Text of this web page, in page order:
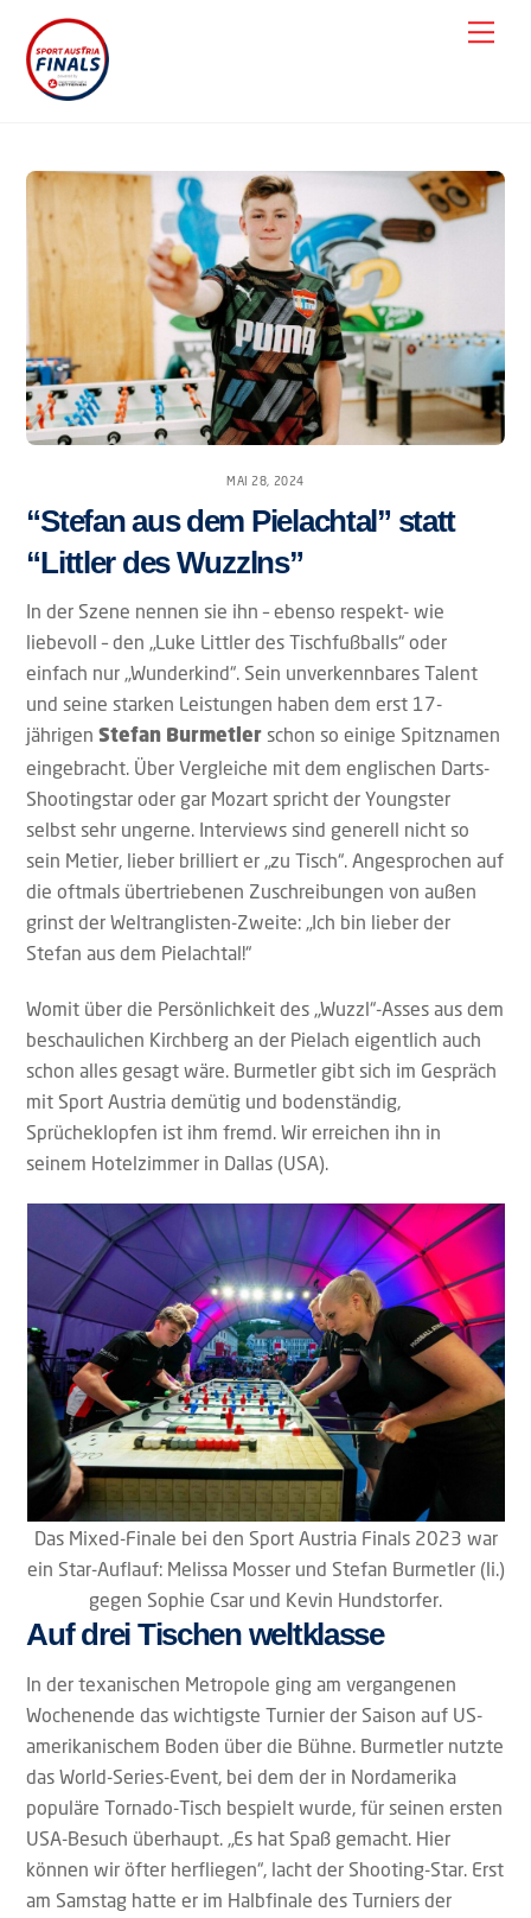
content
MAI 28, 2024
“Stefan aus dem Pielachtal” statt
“Littler des Wuzzlns”
In der Szene nennen sie ihn – ebenso respekt- wie
liebevoll – den „Luke Littler des Tischfußballs“ oder
einfach nur „Wunderkind“. Sein unverkennbares Talent
und seine starken Leistungen haben dem erst 17-
jährigenStefan Burmetler schon so einige Spitznamen
eingebracht. Über Vergleiche mit dem englischen Darts-
Shootingstar oder gar Mozart spricht der Youngster
selbst sehr ungerne. Interviews sind generell nicht so
sein Metier, lieber brilliert er „zu Tisch“. Angesprochen auf
die oftmals übertriebenen Zuschreibungen von außen
grinst der Weltranglisten-Zweite: „Ich bin lieber der
Stefan aus dem Pielachtal!“
Womit über die Persönlichkeit des „Wuzzl“-Asses aus dem
beschaulichen Kirchberg an der Pielach eigentlich auch
schon alles gesagt wäre. Burmetler gibt sich im Gespräch
mit Sport Austria demütig und bodenständig,
Sprücheklopfen ist ihm fremd. Wir erreichen ihn in
seinem Hotelzimmer in Dallas (USA).
Das Mixed-Finale bei den Sport Austria Finals 2023 war
ein Star-Auflauf: Melissa Mosser und Stefan Burmetler (li.)
gegen Sophie Csar und Kevin Hundstorfer.
Auf drei Tischen weltklasse
In der texanischen Metropole ging am vergangenen
Wochenende das wichtigste Turnier der Saison auf US-
amerikanischem Boden über die Bühne. Burmetler nutzte
das World-Series-Event, bei dem der in Nordamerika
populäre Tornado-Tisch bespielt wurde, für seinen ersten
USA-Besuch überhaupt. „Es hat Spaß gemacht. Hier
können wir öfter herfliegen“, lacht der Shooting-Star. Erst
am Samstag hatte er im Halbfinale des Turniers der